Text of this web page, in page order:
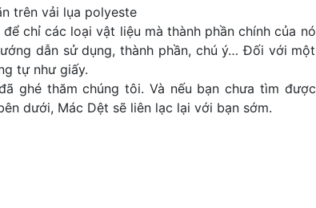
trên vải lụa polyeste
chỉ các loại vật liệu mà thành phần chính của nó
dẫn sử dụng, thành phần, chú ý… Đối với một
tự như giấy.
ghé thăm chúng tôi. Và nếu bạn chưa tìm được
dưới, Mác Dệt sẽ liên lạc lại với bạn sớm.